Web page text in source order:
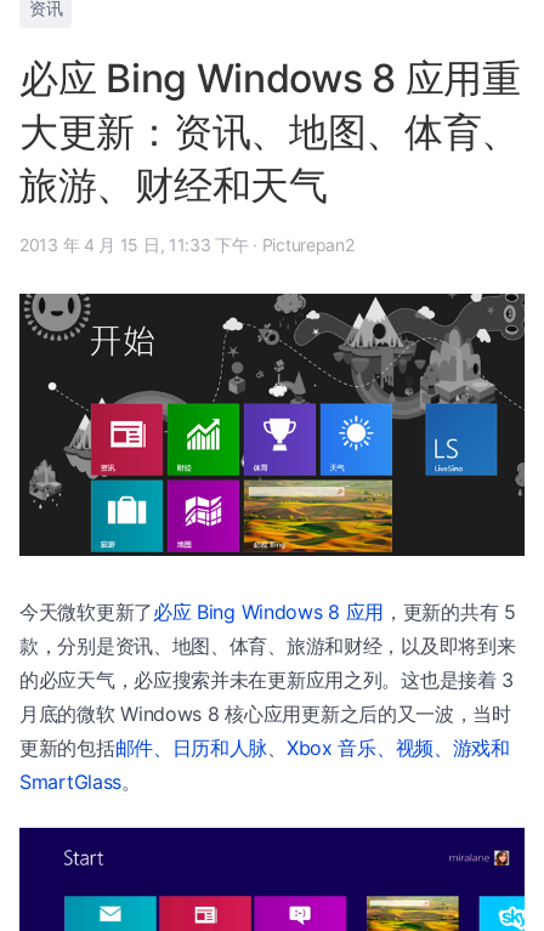
资讯
必应 Bing Windows 8 应用重
大更新：资讯、地图、体育、
旅游、财经和天气
2013 年 4 月 15 日, 11:33 下午 · Picturepan2
今天微软更新了必应 Bing Windows 8 应用 ，更新的共有 5
款，分别是资讯、地图、体育、旅游和财经，以及即将到来
的必应天气，必应搜索并未在更新应用之列。这也是接着 3
月底的微软 Windows 8 核心应用更新之后的又一波，当时
更新的包括邮件、日历和人脉
Xbox 音乐、视频、游戏和
SmartGlass。